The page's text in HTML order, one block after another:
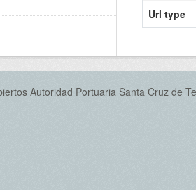
Url type
Autoridad Portuaria Santa Cruz de